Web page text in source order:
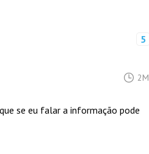
5
2M
se eu falar a informação pode